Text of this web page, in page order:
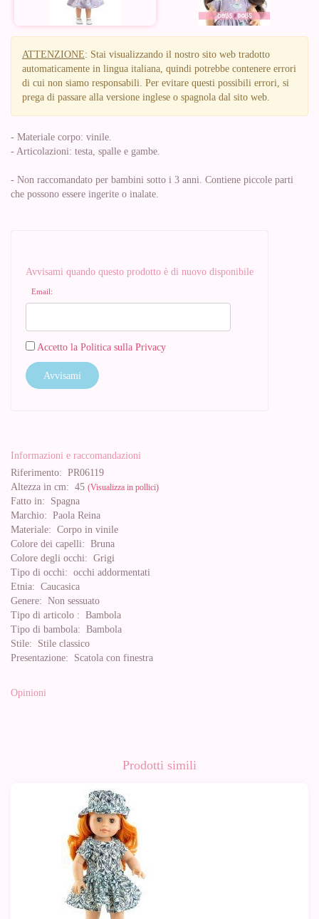
ATTENZIONE: Stai visualizzando il nostro sito web tradotto
automaticamente in lingua italiana, quindi potrebbe contenere errori
di cui non siamo responsabili. Per evitare questi possibili errori, si
prega di passare alla versione inglese o spagnola dal sito web.
- Materiale corpo: vinile.
- Articolazioni: testa, spalle e gambe.
- Non raccomandato per bambini sotto i 3 anni. Contiene piccole parti
che possono essere ingerite o inalate.
Avvisami quando questo prodotto è di nuovo disponibile
Email:
Accetto la Politica sulla Privacy
Avvisami
Informazioni e raccomandazioni
Riferimento: PR06119
Altezza in cm: 45 (Visualizza in pollici)
Fatto in: Spagna
Marchio: Paola Reina
Materiale: Corpo in vinile
Colore dei capelli: Bruna
Colore degli occhi: Grigi
Tipo di occhi: occhi addormentati
Etnia: Caucasica
Genere: Non sessuato
Tipo di articolo : Bambola
Tipo di bambola: Bambola
Stile: Stile classico
Presentazione: Scatola con finestra
Opinioni
Prodotti simili